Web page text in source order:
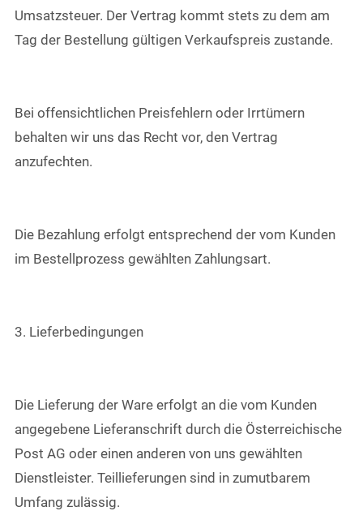
Umsatzsteuer. Der Vertrag kommt stets zu dem am
Tag der Bestellung gültigen Verkaufspreis zustande.
Bei offensichtlichen Preisfehlern oder Irrtümern
behalten wir uns das Recht vor, den Vertrag
anzufechten.
Die Bezahlung erfolgt entsprechend der vom Kunden
im Bestellprozess gewählten Zahlungsart.
3. Lieferbedingungen
Die Lieferung der Ware erfolgt an die vom Kunden
angegebene Lieferanschrift durch die Österreichische
Post AG oder einen anderen von uns gewählten
Dienstleister. Teillieferungen sind in zumutbarem
Umfang zulässig.